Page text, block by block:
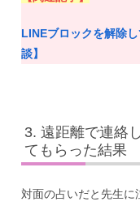
LINEブロックを解除
談】
遠距離で連絡
てもらった結果
対面の占いだと先生に